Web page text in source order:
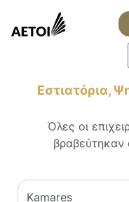
Εστιατόρια,
Όλες οι
βραβεύτηκαν